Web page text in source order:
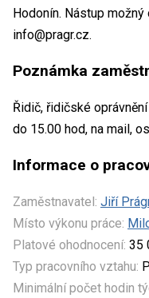
Hodonín. Nástup
info@pragr.cz.
Poznámka
Řidič, řidičské
do 15.00 hod, na mail,
Informace o
Zaměstnavatel: Jiří
Místo výkonu práce:
Platové ohodnocení: 35
Typ pracovního vztahu:
Minimální počet hodin